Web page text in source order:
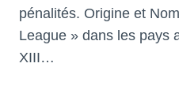
pénalités. Origine et
League » dans les pays
XIII…